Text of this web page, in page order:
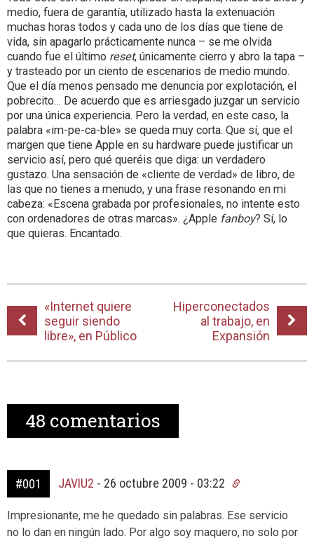
medio, fuera de garantía, utilizado hasta la extenuación
muchas horas todos y cada uno de los días que tiene de
vida, sin apagarlo prácticamente nunca – se me olvida
cuando fue el último reset, únicamente cierro y abro la tapa –
y trasteado por un ciento de escenarios de medio mundo.
Que el día menos pensado me denuncia por explotación, el
pobrecito… De acuerdo que es arriesgado juzgar un servicio
por una única experiencia. Pero la verdad, en este caso, la
palabra «im-pe-ca-ble» se queda muy corta. Que sí, que el
margen que tiene Apple en su hardware puede justificar un
servicio así, pero qué queréis que diga: un verdadero
gustazo. Una sensación de «cliente de verdad» de libro, de
las que no tienes a menudo, y una frase resonando en mi
cabeza: «Escena grabada por profesionales, no intente esto
con ordenadores de otras marcas». ¿Apple fanboy? Sí, lo
que quieras. Encantado.
«Internet quiere
seguir siendo
libre», en Público
Hiperconectados
al trabajo, en
Expansión
48 comentarios
#001 JAVIU2 - 26 octubre 2009 - 03:22
Impresionante, me he quedado sin palabras. Ese servicio
no lo dan en ningún lado. Por algo soy maquero, no solo por